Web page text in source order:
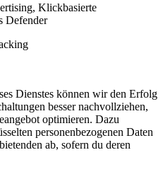
Klickbasierte
Defender
Dienstes können wir den Erfolg
besser nachvollziehen,
optimieren. Dazu
personenbezogenen Daten
ab, sofern du deren